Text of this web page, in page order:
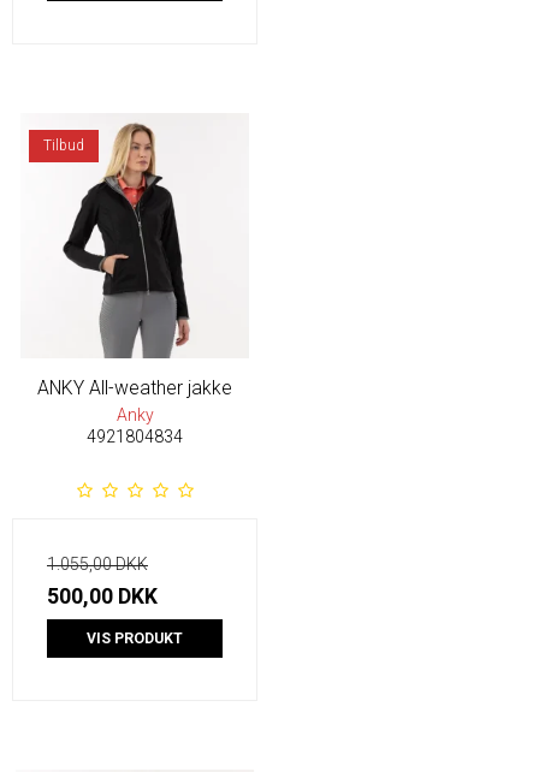
Tilbud
ANKY All-weather jakke
Anky
4921804834
1.055,00 DKK
500,00 DKK
VIS PRODUKT